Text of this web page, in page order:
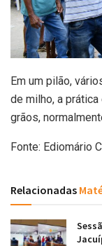
Em um pilão,
de milho, a
grãos,
Fonte: Ediomário
Relacionadas